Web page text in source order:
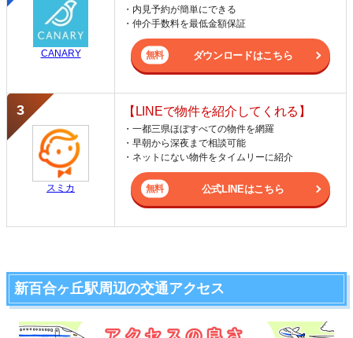
CANARY
・内見予約が簡単にできる
・仲介手数料を最低金額保証
ダウンロードはこちら
スミカ
【LINEで物件を紹介してくれる】
・一都三県ほぼすべての物件を網羅
・早朝から深夜まで相談可能
・ネットにない物件をタイムリーに紹介
公式LINEはこちら
新百合ヶ丘駅周辺の交通アクセス